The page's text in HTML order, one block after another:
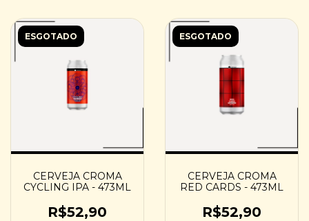
ESGOTADO
CERVEJA CROMA
CYCLING IPA - 473ML
R$52,90
ESGOTADO
CERVEJA CROMA
RED CARDS - 473ML
R$52,90